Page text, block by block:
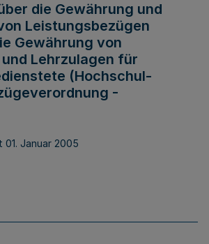
die Gewährung und
Leistungsbezügen
Gewährung von
Lehrzulagen für
(Hochschul-
-
01. Januar 2005